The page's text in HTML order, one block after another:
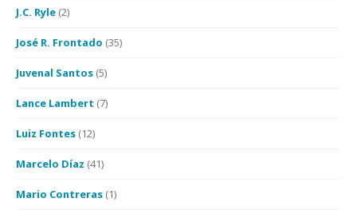
J.C. Ryle (2)
José R. Frontado (35)
Juvenal Santos (5)
Lance Lambert (7)
Luiz Fontes (12)
Marcelo Díaz (41)
Mario Contreras (1)